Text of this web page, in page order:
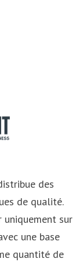
des
de qualité.
sur
une base
quantité de